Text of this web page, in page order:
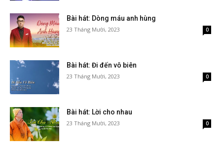
Bài hát: Dòng máu anh hùng
23 Tháng Mười, 2023 0
Bài hát: Đi đến vô biên
23 Tháng Mười, 2023 0
Bài hát: Lời cho nhau
23 Tháng Mười, 2023 0